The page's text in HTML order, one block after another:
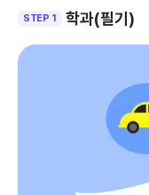
STEP 1 학과(필기)